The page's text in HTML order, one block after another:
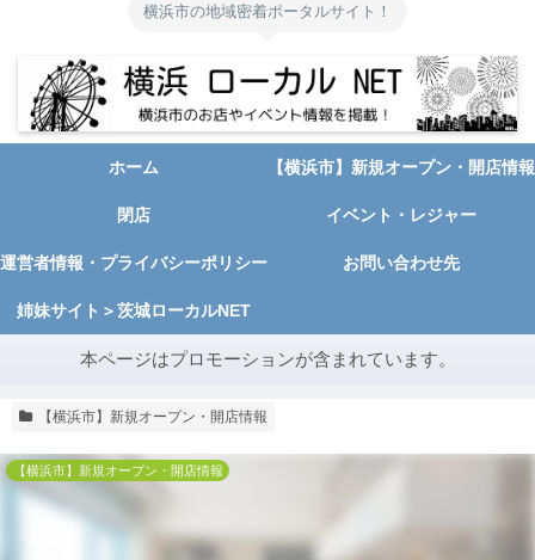
横浜市の地域密着ポータルサイト！
ホーム 【横浜市】新規オープン・開店情報
閉店 イベント・レジャー
運営者情報・プライバシーポリシー お問い合わせ先
姉妹サイト＞茨城ローカルNET
本ページはプロモーションが含まれています。
【横浜市】新規オープン・開店情報
【横浜市】新規オープン・開店情報